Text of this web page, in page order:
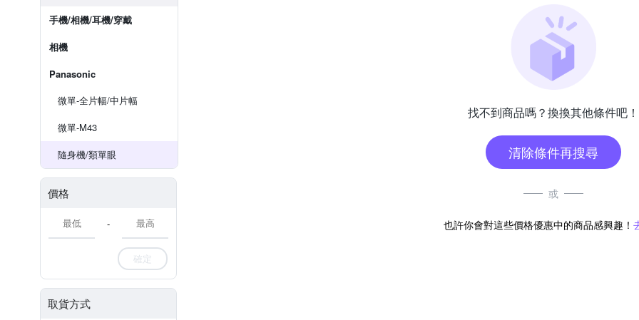
手機/相機/耳機/穿戴
相機
Panasonic
微單-全片幅/中片幅
微單-M43
隨身機/類單眼
價格
-
確定
取貨方式
找不到商品嗎？換換其他條件吧！
清除條件再搜尋
或
也許你會對這些價格優惠中的商品感興趣！